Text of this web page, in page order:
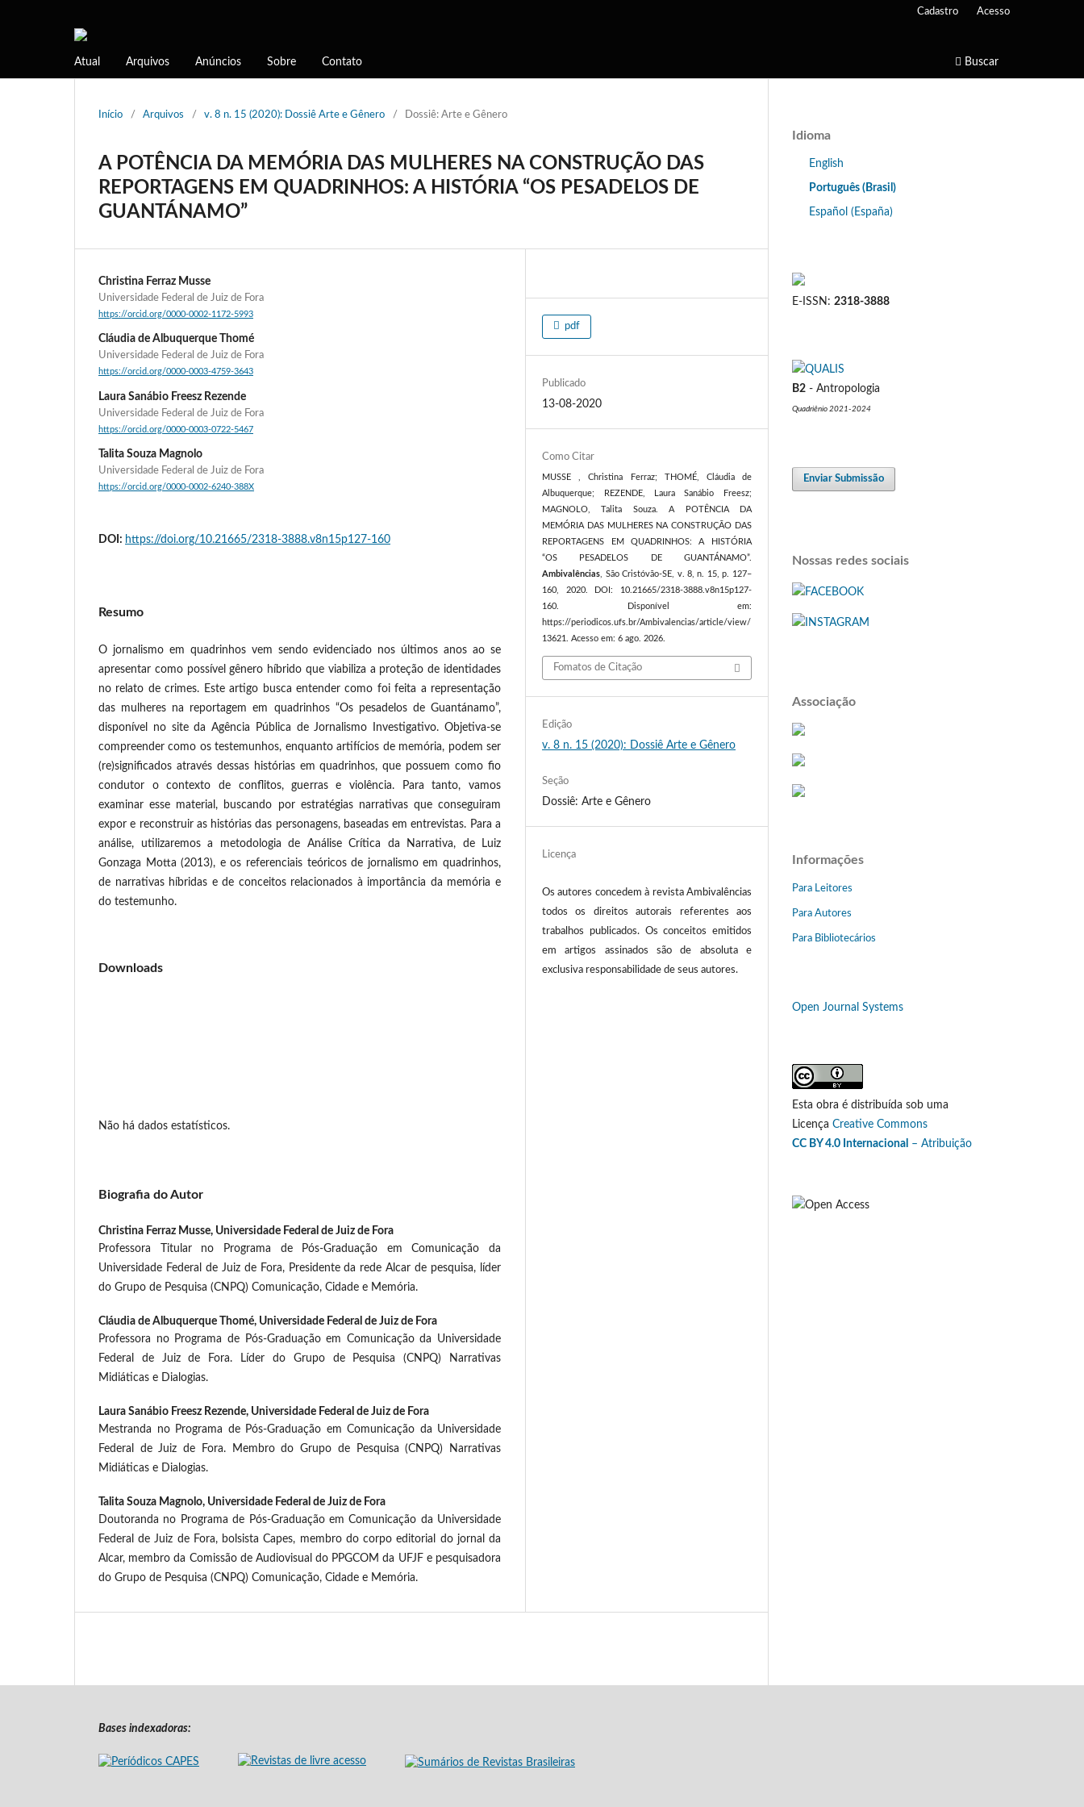
Atual Arquivos Anúncios Sobre Contato Buscar
Cadastro Acesso
Início / Arquivos / v. 8 n. 15 (2020): Dossiê Arte e Gênero / Dossiê: Arte e Gênero
A POTÊNCIA DA MEMÓRIA DAS MULHERES NA CONSTRUÇÃO DAS
REPORTAGENS EM QUADRINHOS: A HISTÓRIA “OS PESADELOS DE
GUANTÁNAMO”
Christina Ferraz Musse
Universidade Federal de Juiz de Fora
https://orcid.org/0000-0002-1172-5993
Cláudia de Albuquerque Thomé
Universidade Federal de Juiz de Fora
https://orcid.org/0000-0003-4759-3643
Laura Sanábio Freesz Rezende
Universidade Federal de Juiz de Fora
https://orcid.org/0000-0003-0722-5467
Talita Souza Magnolo
Universidade Federal de Juiz de Fora
https://orcid.org/0000-0002-6240-388X
DOI: https://doi.org/10.21665/2318-3888.v8n15p127-160
Resumo
O jornalismo em quadrinhos vem sendo evidenciado nos últimos anos ao se
apresentar como possível gênero híbrido que viabiliza a proteção de identidades
no relato de crimes. Este artigo busca entender como foi feita a representação
das mulheres na reportagem em quadrinhos “Os pesadelos de Guantánamo”,
disponível no site da Agência Pública de Jornalismo Investigativo. Objetiva-se
compreender como os testemunhos, enquanto artifícios de memória, podem ser
(re)significados através dessas histórias em quadrinhos, que possuem como fio
condutor o contexto de conflitos, guerras e violência. Para tanto, vamos
examinar esse material, buscando por estratégias narrativas que conseguiram
expor e reconstruir as histórias das personagens, baseadas em entrevistas. Para a
análise, utilizaremos a metodologia de Análise Crítica da Narrativa, de Luiz
Gonzaga Motta (2013), e os referenciais teóricos de jornalismo em quadrinhos,
de narrativas híbridas e de conceitos relacionados à importância da memória e
do testemunho.
Downloads
Não há dados estatísticos.
Biografia do Autor
Christina Ferraz Musse, Universidade Federal de Juiz de Fora
Professora Titular no Programa de Pós-Graduação em Comunicação da
Universidade Federal de Juiz de Fora, Presidente da rede Alcar de pesquisa, líder
do Grupo de Pesquisa (CNPQ) Comunicação, Cidade e Memória.
Cláudia de Albuquerque Thomé, Universidade Federal de Juiz de Fora
Professora no Programa de Pós-Graduação em Comunicação da Universidade
Federal de Juiz de Fora. Líder do Grupo de Pesquisa (CNPQ) Narrativas
Midiáticas e Dialogias.
Laura Sanábio Freesz Rezende, Universidade Federal de Juiz de Fora
Mestranda no Programa de Pós-Graduação em Comunicação da Universidade
Federal de Juiz de Fora. Membro do Grupo de Pesquisa (CNPQ) Narrativas
Midiáticas e Dialogias.
Talita Souza Magnolo, Universidade Federal de Juiz de Fora
Doutoranda no Programa de Pós-Graduação em Comunicação da Universidade
Federal de Juiz de Fora, bolsista Capes, membro do corpo editorial do jornal da
Alcar, membro da Comissão de Audiovisual do PPGCOM da UFJF e pesquisadora
do Grupo de Pesquisa (CNPQ) Comunicação, Cidade e Memória.
pdf
Publicado
13-08-2020
Como Citar
MUSSE , Christina Ferraz; THOMÉ, Cláudia de
Albuquerque; REZENDE, Laura Sanábio Freesz;
MAGNOLO, Talita Souza. A POTÊNCIA DA
MEMÓRIA DAS MULHERES NA CONSTRUÇÃO DAS
REPORTAGENS EM QUADRINHOS: A HISTÓRIA
“OS PESADELOS DE GUANTÁNAMO”.
Ambivalências, São Cristóvão-SE, v. 8, n. 15, p. 127–
160, 2020. DOI: 10.21665/2318-3888.v8n15p127-
160. Disponível em:
https://periodicos.ufs.br/Ambivalencias/article/view/
13621. Acesso em: 6 ago. 2026.
Fomatos de Citação
Edição
v. 8 n. 15 (2020): Dossiê Arte e Gênero
Seção
Dossiê: Arte e Gênero
Licença
Os autores concedem à revista Ambivalências
todos os direitos autorais referentes aos
trabalhos publicados. Os conceitos emitidos
em artigos assinados são de absoluta e
exclusiva responsabilidade de seus autores.
Idioma
English
Português (Brasil)
Español (España)
E-ISSN: 2318-3888
B2 - Antropologia
Quadriênio 2021-2024
Enviar Submissão
Nossas redes sociais
Associação
Informações
Para Leitores
Para Autores
Para Bibliotecários
Open Journal Systems
Esta obra é distribuída sob uma
Licença Creative Commons
CC BY 4.0 Internacional – Atribuição
Bases indexadoras: